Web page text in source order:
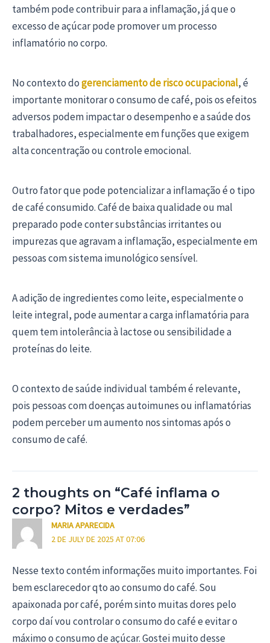
também pode contribuir para a inflamação, já que o
excesso de açúcar pode promover um processo
inflamatório no corpo.
No contexto dogerenciamento de risco ocupacional, é
importante monitorar o consumo de café, pois os efeitos
adversos podem impactar o desempenho e a saúde dos
trabalhadores, especialmente em funções que exigem
alta concentração ou controle emocional.
Outro fator que pode potencializar a inflamação é o tipo
de café consumido. Café de baixa qualidade ou mal
preparado pode conter substâncias irritantes ou
impurezas que agravam a inflamação, especialmente em
pessoas com sistema imunológico sensível.
A adição de ingredientes como leite, especialmente o
leite integral, pode aumentar a carga inflamatória para
quem tem intolerância à lactose ou sensibilidade a
proteínas do leite.
O contexto de saúde individual também é relevante,
pois pessoas com doenças autoimunes ou inflamatórias
podem perceber um aumento nos sintomas após o
consumo de café.
2 thoughts on “Café inflama o
corpo? Mitos e verdades”
MARIA APARECIDA
2 DE JULY DE 2025 AT 07:06
Nesse texto contém informações muito importantes. Foi
bem esclarecedor qto ao consumo do café. Sou
apaixonada por café, porém sinto muitas dores pelo
corpo daí vou controlar o consumo do café e evitar o
máximo o consumo de açúcar. Gostei muito desse